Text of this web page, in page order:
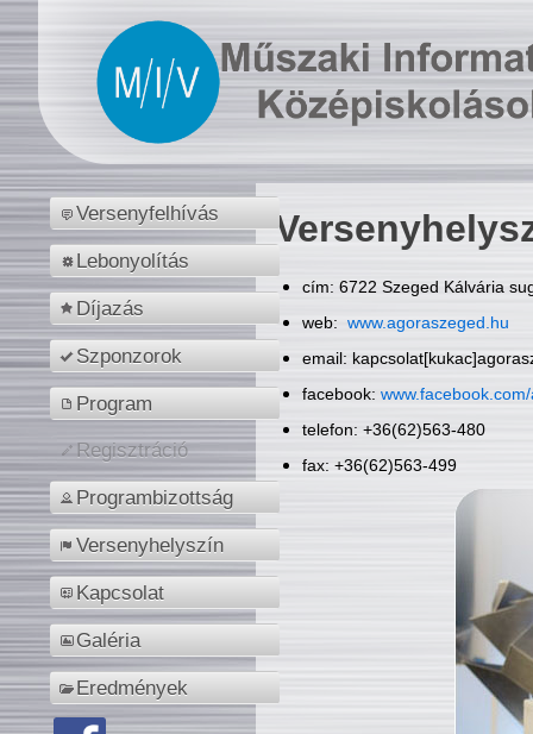
Versenyfelhívás
Lebonyolítás
Díjazás
Szponzorok
Program
Regisztráció
Programbizottság
Versenyhelyszín
Kapcsolat
Galéria
Eredmények
cím: 6722 Szeged Kálvária
web: www.agoraszeged.hu
email:
facebook:
telefon: +36(62)563-480
fax: +36(62)563-499